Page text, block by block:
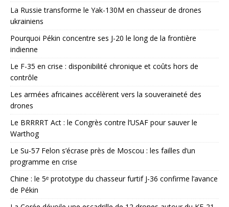
La Russie transforme le Yak-130M en chasseur de drones
ukrainiens
Pourquoi Pékin concentre ses J-20 le long de la frontière
indienne
Le F-35 en crise : disponibilité chronique et coûts hors de
contrôle
Les armées africaines accélèrent vers la souveraineté des
drones
Le BRRRRT Act : le Congrès contre l’USAF pour sauver le
Warthog
Le Su-57 Felon s’écrase près de Moscou : les failles d’un
programme en crise
Chine : le 5ᵉ prototype du chasseur furtif J-36 confirme l’avance
de Pékin